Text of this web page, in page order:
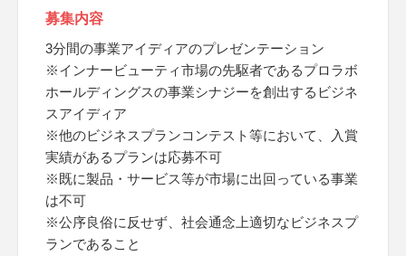
募集内容
3分間の事業アイディアのプレゼンテーション
※インナービューティ市場の先駆者であるプロラボ
ホールディングスの事業シナジーを創出するビジネ
スアイディア
※他のビジネスプランコンテスト等において、入賞
実績があるプランは応募不可
※既に製品・サービス等が市場に出回っている事業
は不可
※公序良俗に反せず、社会通念上適切なビジネスプ
ランであること